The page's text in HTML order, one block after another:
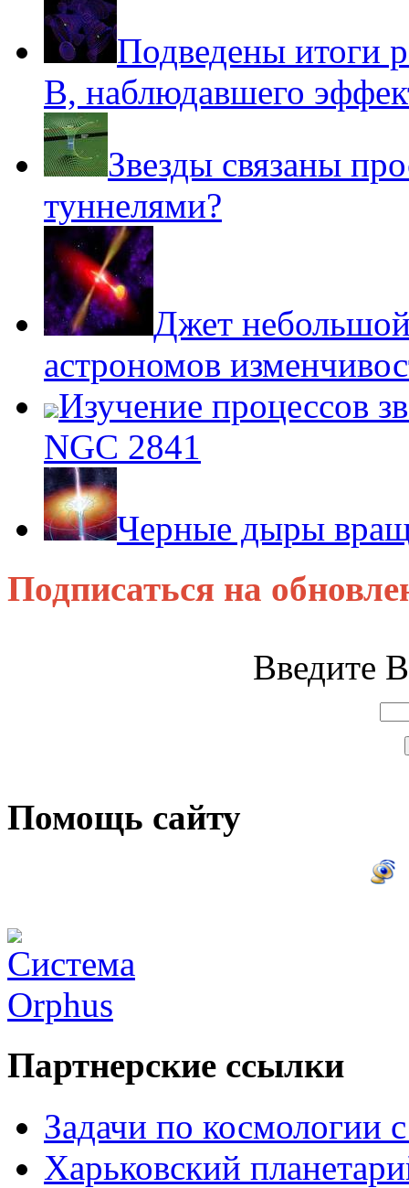
Подведены итоги
B, наблюдавшего
Звезды связаны
туннелями?
Джет
астрономов
Изучение процессов
NGC 2841
Черные дыры
Подписаться на
Введите
Помощь сайту
Партнерские ссылки
Задачи по космологии
Харьковский